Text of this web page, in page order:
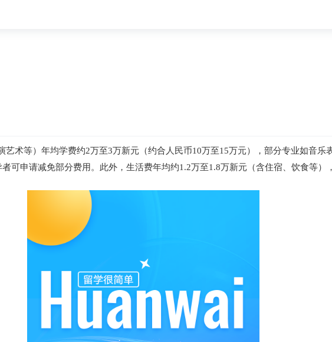
艺术等）年均学费约2万至3万新元（约合人民币10万至15万元），部分专业如音
可申请减免部分费用。此外，生活费年均约1.2万至1.8万新元（含住宿、饮食等）